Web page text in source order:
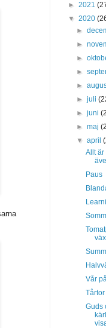
► 2021
▼ 2020
►
►
►
►
►
►juli
►juni
►maj
▼april
Allt
Paus
Vår
Guds